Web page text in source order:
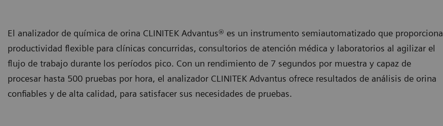
El analizador de química de orina CLINITEK Advantus® es un instrumento semiautomatizado que proporciona
productividad flexible para clínicas concurridas, consultorios de atención médica y laboratorios al agilizar el
flujo de trabajo durante los períodos pico. Con un rendimiento de 7 segundos por muestra y capaz de
procesar hasta 500 pruebas por hora, el analizador CLINITEK Advantus ofrece resultados de análisis de orina
confiables y de alta calidad, para satisfacer sus necesidades de pruebas.